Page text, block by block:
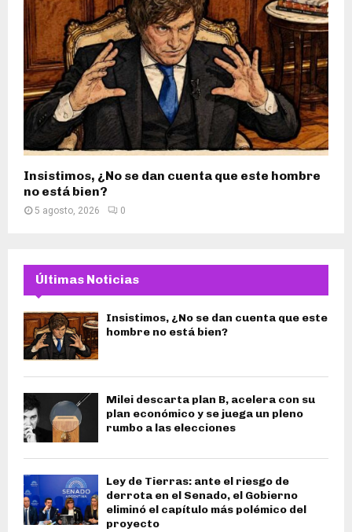
Insistimos, ¿No se dan cuenta que este hombre
no está bien?
5 agosto, 2026 0
Últimas Noticias
Insistimos, ¿No se dan cuenta que este
hombre no está bien?
Milei descarta plan B, acelera con su
plan económico y se juega un pleno
rumbo a las elecciones
Ley de Tierras: ante el riesgo de
derrota en el Senado, el Gobierno
eliminó el capítulo más polémico del
proyecto